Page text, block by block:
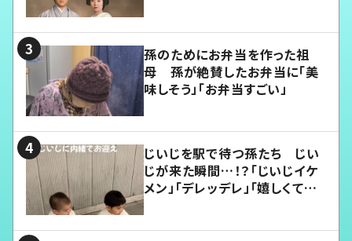
孫のためにお弁当を作った祖
母 孫が絶賛したお弁当に「美
味しそう」「お弁当すごい」
じいじを駅で待つ孫たち じい
じが来た瞬間…！？「じいじイケ
メン」「デレッデレ」「嬉しくて可